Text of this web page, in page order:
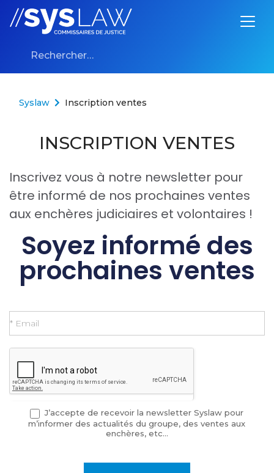
Aller au contenu
Syslaw Inscription ventes
INSCRIPTION VENTES
Inscrivez vous à notre newsletter pour
être informé de nos prochaines ventes
aux enchères judiciaires et volontaires !
Soyez informé des
prochaines ventes
Inscription
Newsletter
J’accepte de recevoir la newsletter Syslaw pour
m’informer des actualités du groupe, des ventes aux
enchères, etc…